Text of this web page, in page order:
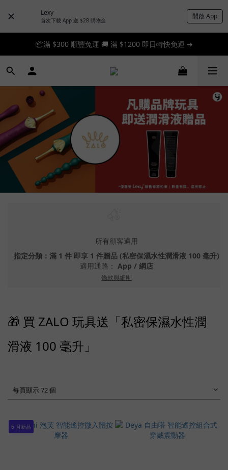
Lexy
首次下載 App 送 $28 購物金 開啟 App
📦滿 $300 順豐免運 🚚 滿 $1200 即日特快免運 ➔
📦滿 $300 順豐免運 🚚 滿 $1200 即日特快免運 ➔
🎉 新人首單享 88 折，快來領券加入！➔
📦滿 $300 順豐免運 🚚 滿 $1200 即日特快免運 ➔
所有顧客適用
指定分類：滿 1 件 即享 1 件贈品 (私密保濕水性潤滑液 100 毫升)
適用通路： App / 網店
條款與細則
🎁 買 ZALO 玩具送「私密保濕水性潤
滑液 100 毫升」
每頁顯示 72 個
6 月新品